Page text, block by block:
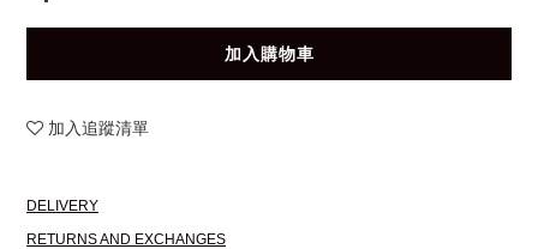
加入購物車
加入追蹤清單
DELIVERY
RETURNS AND EXCHANGES